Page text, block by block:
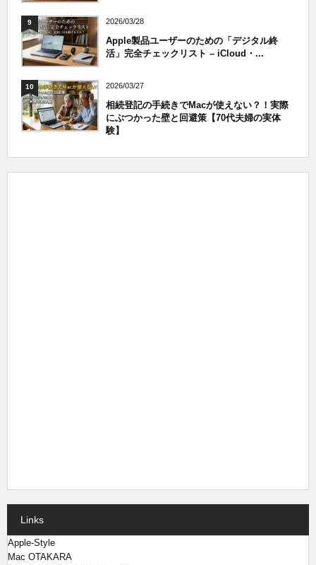
9 2026/03/28
Apple製品ユーザーのための「デジタル終
活」完全チェックリスト – iCloud・...
10 2026/03/27
相続登記の手続きでMacが使えない？！実際
にぶつかった壁と回避策【70代夫婦の実体
験】
Links
Apple-Style
Mac OTAKARA